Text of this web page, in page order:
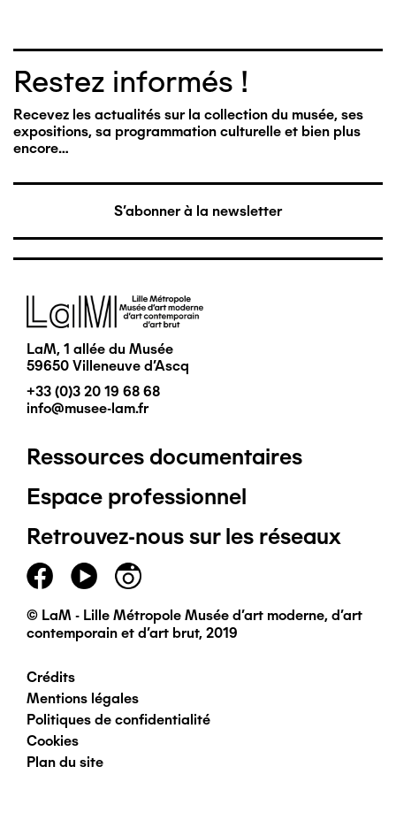
Restez informés !
Recevez les actualités sur la collection du musée, ses
expositions, sa programmation culturelle et bien plus
encore…
S'abonner à la newsletter
Image
LaM, 1 allée du Musée
59650 Villeneuve d'Ascq
+33 (0)3 20 19 68 68
info@musee-lam.fr
Pied
de
page
principal
Ressources documentaires
Espace professionnel
Retrouvez-nous sur les réseaux
© LaM - Lille Métropole Musée d'art moderne, d'art
contemporain et d'art brut, 2019
Pied
de
page
Crédits
Mentions légales
Politiques de confidentialité
Cookies
Plan du site